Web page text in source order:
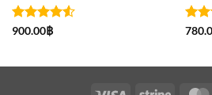
ให้คะแนน
คะแนน
900.00฿
ให้ค
คะแ